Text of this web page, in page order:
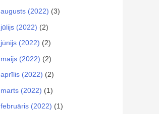
augusts (2022) (3)
jūlijs (2022) (2)
jūnijs (2022) (2)
maijs (2022) (2)
aprīlis (2022) (2)
marts (2022) (1)
februāris (2022) (1)